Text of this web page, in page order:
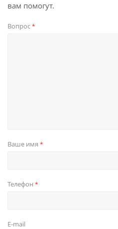
вам помогут.
Вопрос*
Ваше имя *
Телефон *
E-mail